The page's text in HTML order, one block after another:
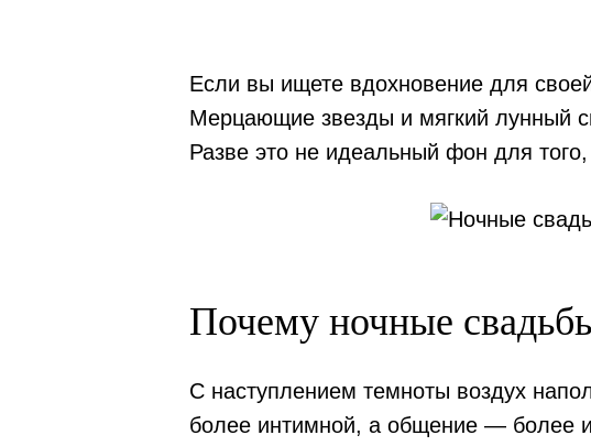
Если вы ищете вдохновение для
Мерцающие звезды и мягкий лунный
Разве это не идеальный фон для того,
Почему ночные
С наступлением темноты воздух
более интимной, а общение — более